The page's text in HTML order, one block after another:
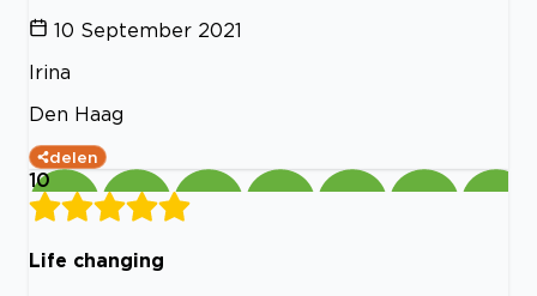
10 September 2021
Irina
Den Haag
delen
10
Life changing